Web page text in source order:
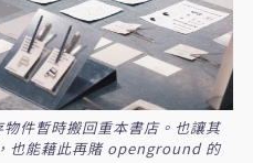
件暫時搬回重本書店。也讓其
也能藉此再賭 openground 的